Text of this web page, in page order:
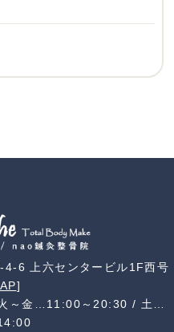
6 上六センタービル1F西号
]
～金…11:00～20:30 / 土…